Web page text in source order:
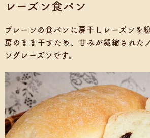
レーズン食パン
プレーンの食パンに房干しレーズンを
房のまま干すため、甘みが凝縮された
ングレーズンです。